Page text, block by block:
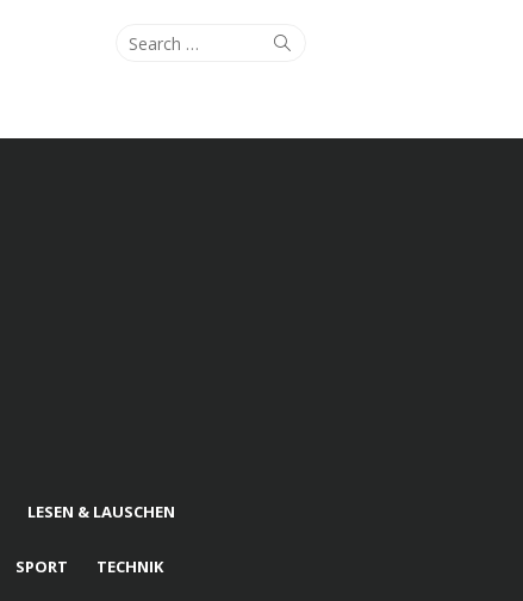
Search
Search
LESEN & LAUSCHEN
SPORT TECHNIK